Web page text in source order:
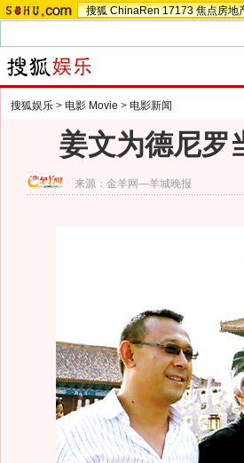
搜狐 ChinaRen 17173 焦点房地
搜狐娱乐 > 电影 Movie > 电影新闻
姜文为德尼罗
来源： 金羊网—羊城晚报